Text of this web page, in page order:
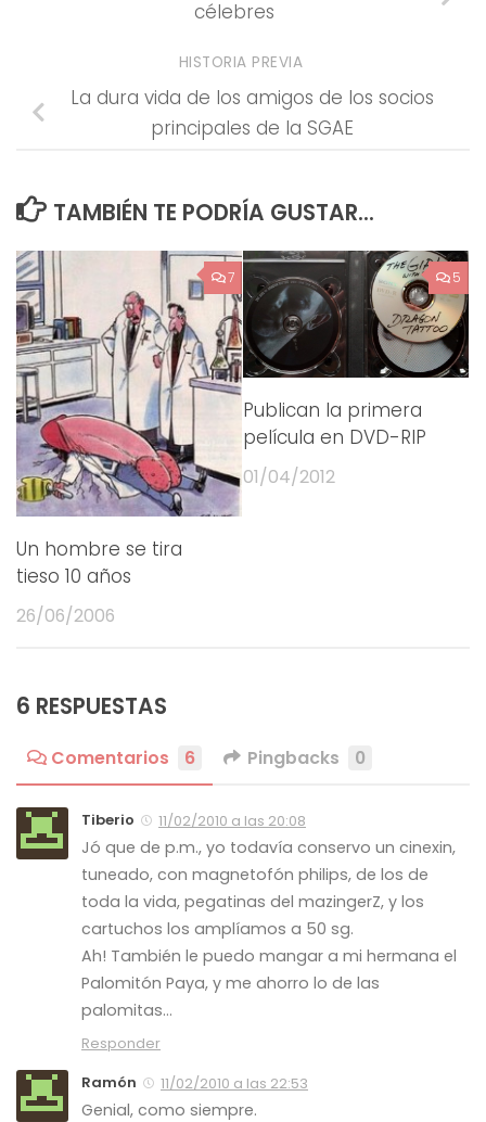
célebres
HISTORIA PREVIA
La dura vida de los amigos de los socios
principales de la SGAE
TAMBIÉN TE PODRÍA GUSTAR...
7
Un hombre se tira
tieso 10 años
26/06/2006
5
Publican la primera
película en DVD-RIP
01/04/2012
6 RESPUESTAS
Comentarios 6 Pingbacks 0
Tiberio 11/02/2010 a las 20:08
Jó que de p.m., yo todavía conservo un cinexin,
tuneado, con magnetofón philips, de los de
toda la vida, pegatinas del mazingerZ, y los
cartuchos los amplíamos a 50 sg.
Ah! También le puedo mangar a mi hermana el
Palomitón Paya, y me ahorro lo de las
palomitas…
Responder
Ramón
11/02/2010 a las 22:53
Genial, como siempre.